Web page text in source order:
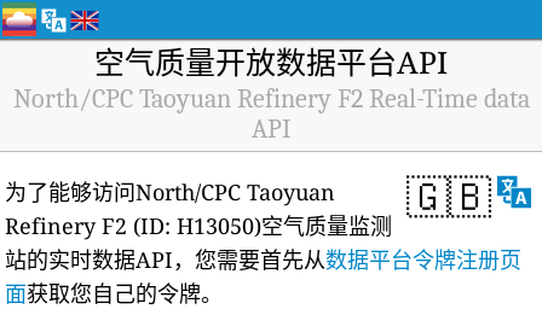
空气质量开放数据平台API
North/CPC Taoyuan Refinery F2 Real-Time data
API
🇬🇧
为了能够访问North/CPC Taoyuan
Refinery F2 (ID: H13050)空气质量监测
站的实时数据API，您需要首先从数据平台令牌注册页
面获取您自己的令牌。